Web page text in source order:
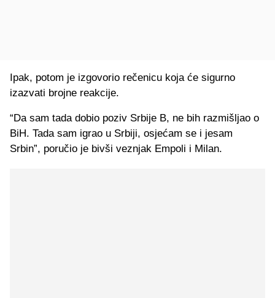
Ipak, potom je izgovorio rečenicu koja će sigurno
izazvati brojne reakcije.
“Da sam tada dobio poziv Srbije B, ne bih razmišljao o
BiH. Tada sam igrao u Srbiji, osjećam se i jesam
Srbin”, poručio je bivši veznjak Empoli i Milan.